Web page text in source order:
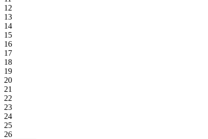
12
13
14
15
16
17
18
19
20
21
22
23
24
25
26